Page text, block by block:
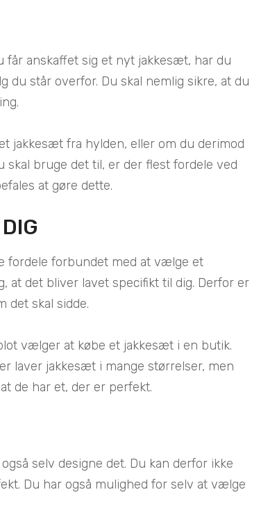
får anskaffet sig et nyt jakkesæt, har du
du står overfor. Du skal nemlig sikre, at du
jakkesæt fra hylden, eller om du derimod
skal bruge det til, er der flest fordele ved
at gøre dette.
fordele forbundet med at vælge et
det bliver lavet specifikt til dig. Derfor er
det skal sidde.
vælger at købe et jakkesæt i en butik.
laver jakkesæt i mange størrelser, men
de har et, der er perfekt.
selv designe det. Du kan derfor ikke
Du har også mulighed for selv at vælge